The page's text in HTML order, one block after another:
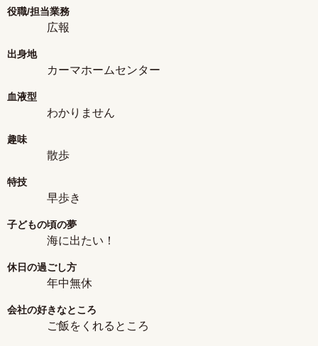
役職/担当業務
広報
出身地
カーマホームセンター
血液型
わかりません
趣味
散歩
特技
早歩き
子どもの頃の夢
海に出たい！
休日の過ごし方
年中無休
会社の好きなところ
ご飯をくれるところ